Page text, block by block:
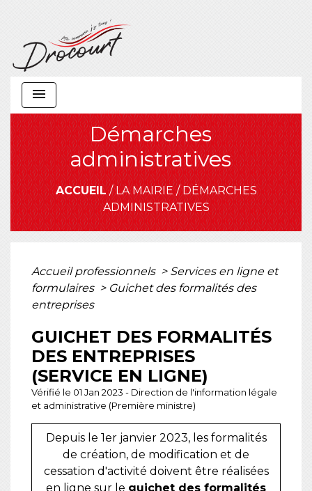
menu
Démarches
administratives
ACCUEIL/LA MAIRIE/DÉMARCHES
ADMINISTRATIVES
Accueil professionnels > Services en ligne et
formulaires > Guichet des formalités des
entreprises
GUICHET DES FORMALITÉS
DES ENTREPRISES
(SERVICE EN LIGNE)
Vérifié le 01 Jan 2023 - Direction de l'information légale
et administrative (Première ministre)
Depuis le 1erjanvier 2023, les formalités
de création, de modification et de
cessation d'activité doivent être réalisées
en ligne sur le guichet des formalités